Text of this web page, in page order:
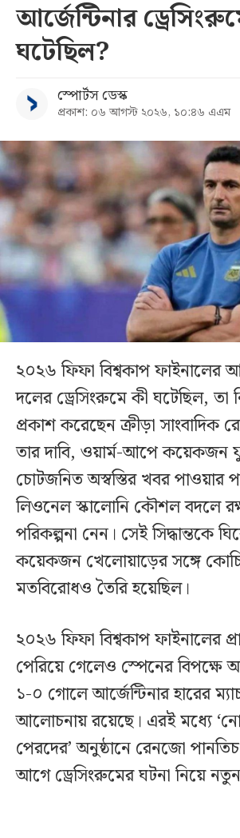
আর্জেন্টিনার
ঘটেছিল?
স্পোর্টস ডেস্ক
প্রকাশ: ০৬ আগস্ট ২০২৬, ১০:৪৬ এএম
২০২৬ ফিফা বিশ্বকাপ ফাইনালের
দলের ড্রেসিংরুমে কী ঘটেছিল, তা
প্রকাশ করেছেন ক্রীড়া সাংবাদিক
তার দাবি, ওয়ার্ম-আপে কয়েকজন
চোটজনিত অস্বস্তির খবর পাওয়ার
লিওনেল স্কালোনি কৌশল বদলে
পরিকল্পনা নেন। সেই সিদ্ধান্তকে
কয়েকজন খেলোয়াড়ের সঙ্গে
মতবিরোধও তৈরি হয়েছিল।
২০২৬ ফিফা বিশ্বকাপ ফাইনালের
পেরিয়ে গেলেও স্পেনের বিপক্ষে
১-০ গোলে আর্জেন্টিনার হারের
আলোচনায় রয়েছে। এরই মধ্যে
পেরদের’ অনুষ্ঠানে রেনজো
আগে ড্রেসিংরুমের ঘটনা নিয়ে